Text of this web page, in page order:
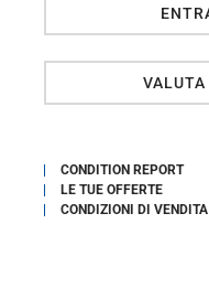
CONDITION REPORT
LE TUE OFFERTE
CONDIZIONI DI VENDITA